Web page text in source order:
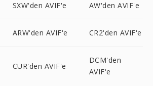
SXW'den AVIF'e AW'den AVIF'e
ARW'den AVIF'e CR2'den AVIF'e
CUR'den AVIF'e
DCM'den
AVIF'e